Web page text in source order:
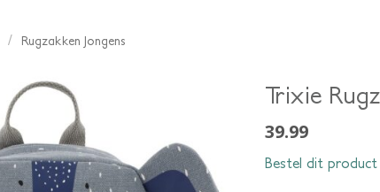
/ Rugzakken Jongens
Trixie
39.99
Bestel dit product